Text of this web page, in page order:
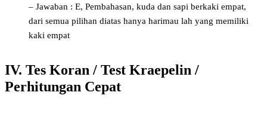
– Jawaban : E, Pembahasan, kuda dan sapi berkaki empat,
dari semua pilihan diatas hanya harimau lah yang memiliki
kaki empat
IV. Tes Koran / Test Kraepelin /
Perhitungan Cepat